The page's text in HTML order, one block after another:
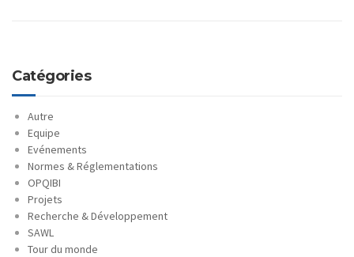
Catégories
Autre
Equipe
Evénements
Normes & Réglementations
OPQIBI
Projets
Recherche & Développement
SAWL
Tour du monde